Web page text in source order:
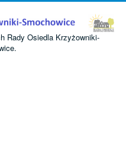
Rady Osiedla Krzyżowniki-